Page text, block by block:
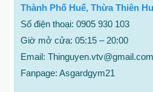
Thành Phố Huế, Thừa Thiên
Số điện thoại: 0905 930 103
Giờ mở cửa: 05:15 – 20:00
Email: Thinguyen.vtv@gmail.com
Fanpage: Asgardgym21